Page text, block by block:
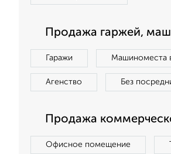
Продажа гаржей,
Гаражи Машиноместа
Агенство Без
Продажа
Офисное помещение